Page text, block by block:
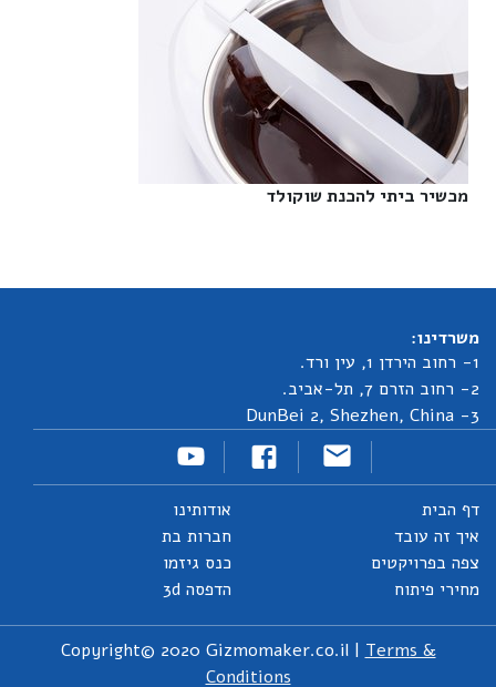
מכשיר ביתי להכנת שוקולד‎
משרדינו:
1- רחוב הירדן 1, עין ורד.
2- רחוב הזרם 7, תל-אביב.
3- DunBei 2, Shezhen, China
דף הבית
איך זה עובד
צפה בפרויקטים
מחירי פיתוח
אודותינו
חברות בת
כנס גיזמו
הדפסה 3d
Copyright© 2020 Gizmomaker.co.il | Terms &
Conditions